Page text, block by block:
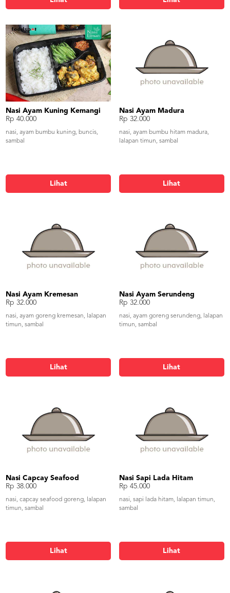
Nasi Ayam Kuning Kemangi
Rp 40.000
nasi, ayam bumbu kuning, buncis,
sambal
Lihat
Nasi Ayam Madura
Rp 32.000
nasi, ayam bumbu hitam madura,
lalapan timun, sambal
Lihat
Nasi Ayam Kremesan
Rp 32.000
nasi, ayam goreng kremesan, lalapan
timun, sambal
Lihat
Nasi Ayam Serundeng
Rp 32.000
nasi, ayam goreng serundeng, lalapan
timun, sambal
Lihat
Nasi Capcay Seafood
Rp 38.000
nasi, capcay seafood goreng, lalapan
timun, sambal
Lihat
Nasi Sapi Lada Hitam
Rp 45.000
nasi, sapi lada hitam, lalapan timun,
sambal
Lihat